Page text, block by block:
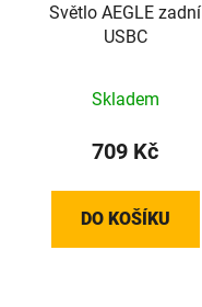
Světlo AEGLE zadní
USBC
Skladem
709 Kč
DO KOŠÍKU